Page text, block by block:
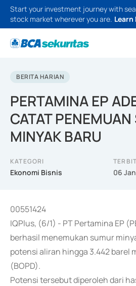
Start your investment journey with
stock market wherever you are. Learn
BERITA HARIAN
PERTAMINA EP
CATAT
MINYAK BARU
KATEGORI
Ekonomi Bisnis 06
00551424
IQPlus, (6/1) - PT Pertamina EP
berhasil menemukan sumur
potensi aliran hingga 3.442 barel
(BOPD).
Potensi tersebut diperoleh dari